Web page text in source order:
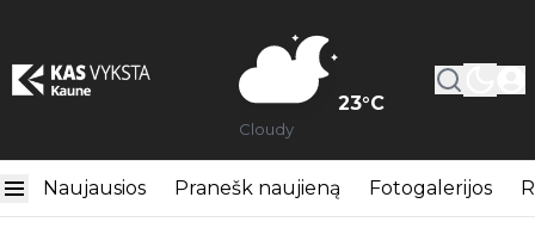
23°C
Cloudy
Naujausios Pranešk naujieną Fotogalerijos